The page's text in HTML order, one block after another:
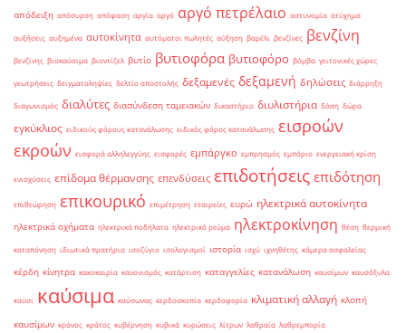
απόδειξη απόσυρση απόφαση αργία αργό αργό πετρέλαιο αστυνομία ατύχημα
αυξήσεις αυξημένα αυτοκίνητα αυτόματοι πωλητές αύξηση βαρέλι βενζίνες βενζίνη
βενζίνης βιοκαύσιμα βιοντίζελ βυτίο βυτιοφόρα βυτιοφόρο βόμβα γειτονικές χώρες
γεωτρήσεις δειγματοληψίες δελτίο αποστολής δεξαμενές δεξαμενή δηλώσεις διάρρηξη
διαγωνισμός διαλύτες διασύνδεση ταμειακών δικαστήριο διυλιστήρια δόση δώρα
εγκύκλιος ειδικούς φόρους κατανάλωσης ειδικός φόρος κατανάλωσης εισροών
εκροών εισφορά αλληλεγγύης εισφορές εμπάργκο εμπρησμός εμπόριο ενεργειακή κρίση
ενισχύσεις επίδομα θέρμανσης επενδύσεις επιδοτήσεις επιδότηση
επιθεώρηση επικουρικό επιμέτρηση εταιρείες ευρώ ηλεκτρικά αυτοκίνητα
ηλεκτρικά οχήματα ηλεκτρικά ποδήλατα ηλεκτρικό ρεύμα ηλεκτροκίνηση θέση θερμική
καταπόνηση ιδιωτικά πρατήρια ισοζύγιο ισολογισμοί ιστορία ισχύ ιχνηθέτης κάμερα ασφαλείας
κέρδη κίνητρα κακοκαιρία κανονισμός κατάρτιση καταγγελίες κατανάλωση καυσίμων καυσόξυλα
καύσι καύσιμα καύσωνας κερδοσκοπία κερδοφορία κλιματική αλλαγή κλοπή
καυσίμων κράνος κράτος κυβέρνηση κυβικά κυρώσεις λίτρων λαθραία λαθρεμπορία